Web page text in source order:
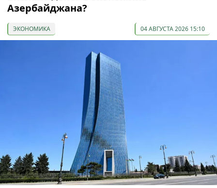
Азербайджана?
ЭКОНОМИКА 04 АВГУСТА 2026 15:10